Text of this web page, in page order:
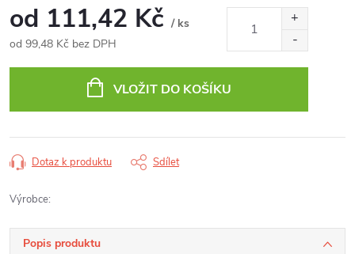
od 111,42 Kč / ks
od 99,48 Kč bez DPH
VLOŽIT DO KOŠÍKU
Dotaz k produktu Sdílet
Výrobce:
Popis produktu